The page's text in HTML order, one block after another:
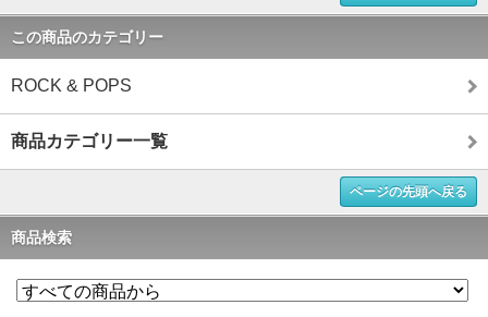
この商品のカテゴリー
ROCK & POPS
商品カテゴリー一覧
ページの先頭へ戻る
商品検索